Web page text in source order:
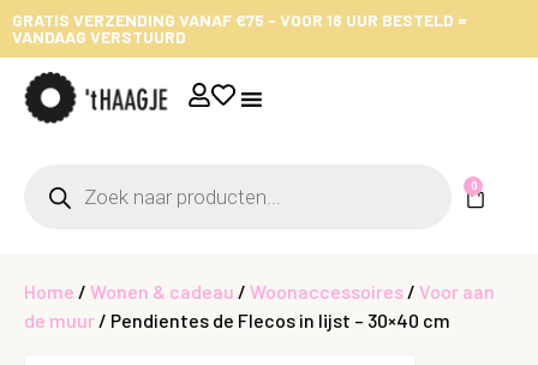
GRATIS VERZENDING VANAF €75 - VOOR 16 UUR BESTELD =
VANDAAG VERSTUURD
0
Home / Wonen & cadeau / Woonaccessoires / Voor aan
de muur / Pendientes de Flecos in lijst – 30×40 cm